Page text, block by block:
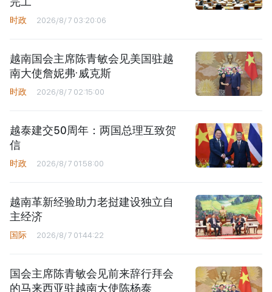
时政 2026/8/7 03:20:06
越南国会主席陈青敏会见美国驻越
南大使詹妮弗·威克斯
时政 2026/8/7 02:15:00
越泰建交50周年：两国总理互致贺
信
时政 2026/8/7 01:58:00
越南革新经验助力老挝建设独立自
主经济
国际 2026/8/7 01:44:22
国会主席陈青敏会见前来辞行拜会
的马来西亚驻越南大使陈杨泰